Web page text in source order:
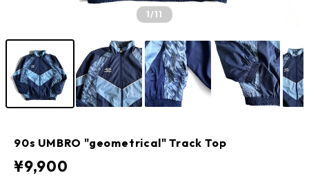
1/11
90s UMBRO "geometrical" Track Top
¥9,900